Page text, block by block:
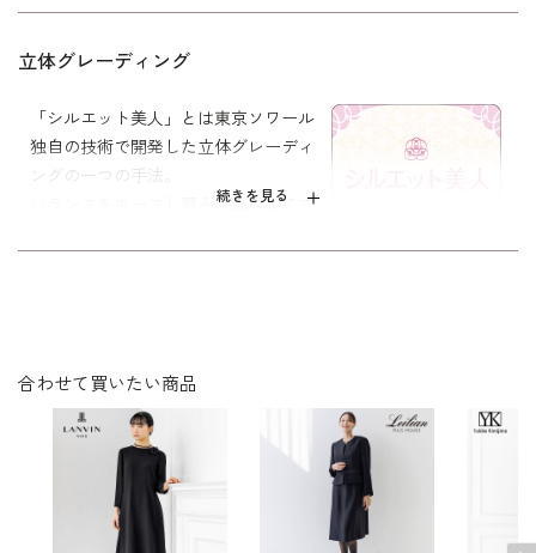
11号
40.0 49.5 61.0
表地：ポリエステル100％（ジョーゼット）×トリアセ
イヤリング /
ネックレス /
バッグ /
※モデル：身長172cm 9号着用
■ワンピース（単位:cm）
続きを見る
立体グレーディング
「シルエット美人」とは東京ソワール
独自の技術で開発した立体グレーディ
ングの一つの手法。
バランスをキープし厚みを重視して立
合わせて買いたい商品